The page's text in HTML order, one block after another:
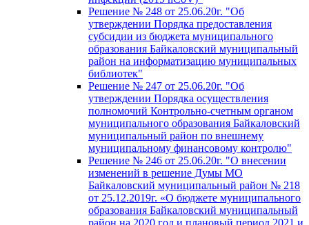
Решение № 248 от 25.06.20г. "Об
утверждении Порядка предоставления
субсидии из бюджета муниципального
образования Байкаловский муниципальный
район на информатизацию муниципальных
библиотек"
Решение № 247 от 25.06.20г. "Об
утверждении Порядка осуществления
полномочий Контрольно-счетным органом
муниципального образования Байкаловский
муниципальный район по внешнему
муниципальному финансовому контролю"
Решение № 246 от 25.06.20г. "О внесении
изменений в решение Думы МО
Байкаловский муниципальный район № 218
от 25.12.2019г. «О бюджете муниципального
образования Байкаловский муниципальный
район на 2020 год и плановый период 2021 и